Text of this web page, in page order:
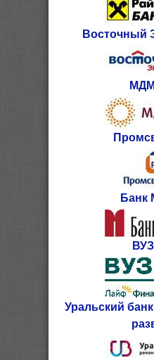
Восточный
Банк
Уральский